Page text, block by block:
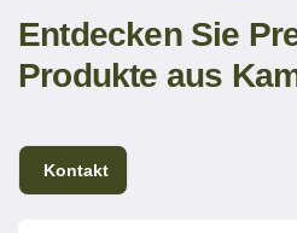
Entdecken Sie
Produkte aus
Kontakt